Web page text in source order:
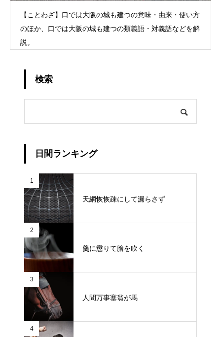
【ことわざ】口では大阪の城も建つの意味・由来・使い方
のほか、口では大阪の城も建つの類義語・対義語などを解
説。
検索
日間ランキング
1
天網恢恢疎にして漏らさず
2
羹に懲りて膾を吹く
3
人間万事塞翁が馬
4